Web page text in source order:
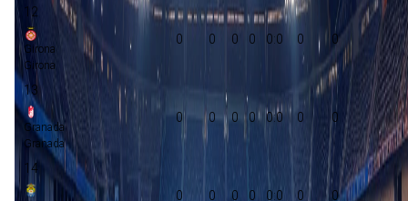
12
Girona
Girona
0 0 0 0 0:0 0 0
13
Granada
Granada
0 0 0 0 0:0 0 0
14
0 0 0 0 0:0 0 0